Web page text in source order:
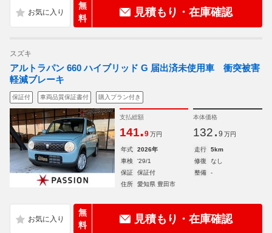
無
料
見積もり・在庫確認
スズキ
アルトラパン 660 ハイブリッド G 届出済未使用車 衝突被害
軽減ブレーキ
保証付 車両品質保証書付 購入プラン付き
支払総額
141.9 万円
本体価格
132. 9 万円
年式 2026年 走行
5km
車検
'29/1 修復
なし
保証
保証付 整備
-
住所
愛知県 豊田市
無
料
見積もり・在庫確認